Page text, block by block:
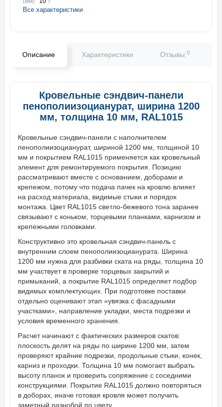
Все характеристики
Описание Характеристики Отзывы 0
Кровельные сэндвич-панели
пенополиизоцианурат, ширина 1200
мм, толщина 10 мм, RAL1015
Кровельные сэндвич-панели с наполнителем
пенополиизоцианурат, шириной 1200 мм, толщиной 10
мм и покрытием RAL1015 применяется как кровельный
элемент для ремонтируемого покрытия. Позицию
рассматривают вместе с основанием, доборами и
крепежом, потому что подача пачек на кровлю влияет
на расход материала, видимые стыки и порядок
монтажа. Цвет RAL1015 светло-бежевого тона заранее
связывают с коньком, торцевыми планками, карнизом и
крепежными головками.
Конструктивно это кровельная сэндвич-панель с
внутренним слоем пенополиизоцианурата. Ширина
1200 мм нужна для разбивки ската на ряды, толщина 10
мм участвует в проверке торцевых закрытий и
примыканий, а покрытие RAL1015 определяет подбор
видимых комплектующих. При подготовке поставки
отдельно оценивают этап «увязка с фасадными
участками», направление укладки, места подрезки и
условия временного хранения.
Расчет начинают с фактических размеров скатов:
плоскость делят на ряды по ширине 1200 мм, затем
проверяют крайние подрезки, продольные стыки, конек,
карниз и проходки. Толщина 10 мм помогает выбрать
высоту планок и проверить сопряжение с соседними
конструкциями. Покрытие RAL1015 должно повторяться
в доборах, иначе готовая кровля может получить
заметный разнобой по цвету.